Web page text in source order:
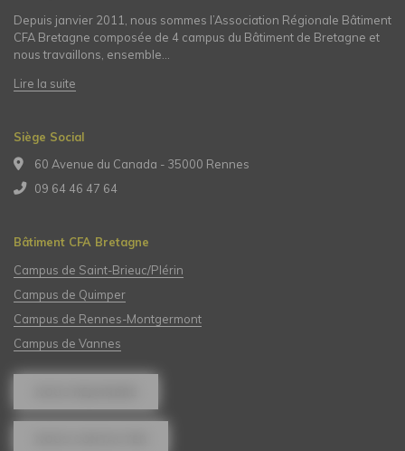
Depuis janvier 2011, nous sommes l’Association Régionale Bâtiment
CFA Bretagne composée de 4 campus du Bâtiment de Bretagne et
nous travaillons, ensemble…
Lire la suite
Siège Social
60 Avenue du Canada - 35000 Rennes
09 64 46 47 64
Bâtiment CFA Bretagne
Campus de Saint-Brieuc/Plérin
Campus de Quimper
Campus de Rennes-Montgermont
Campus de Vannes